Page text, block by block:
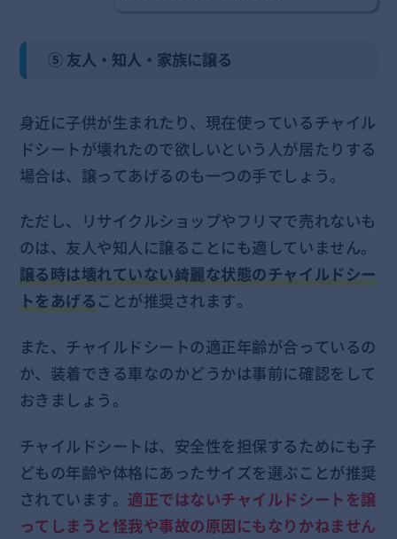
⑤ 友人・知人・家族に譲る
身近に子供が生まれたり、現在使っているチャイル
ドシートが壊れたので欲しいという人が居たりする
場合は、譲ってあげるのも一つの手でしょう。
ただし、リサイクルショップやフリマで売れないも
のは、友人や知人に譲ることにも適していません。
譲る時は壊れていない綺麗な状態のチャイルドシー
トをあげることが推奨されます。
また、チャイルドシートの適正年齢が合っているの
か、装着できる車なのかどうかは事前に確認をして
おきましょう。
チャイルドシートは、安全性を担保するためにも子
どもの年齢や体格にあったサイズを選ぶことが推奨
されています。 適正ではないチャイルドシートを譲
ってしまうと怪我や事故の原因にもなりかねません